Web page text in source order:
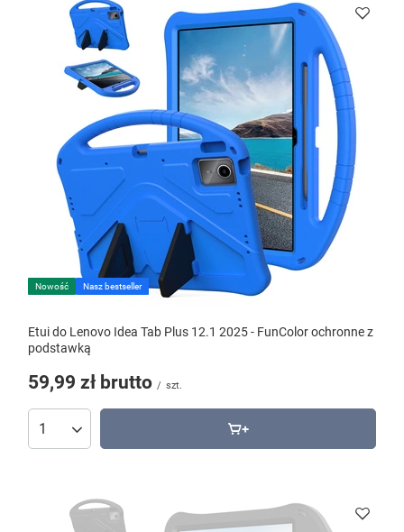
Nowość Nasz bestseller
Etui do Lenovo Idea Tab Plus 12.1 2025 - FunColor ochronne z
podstawką
59,99 zł brutto / szt.